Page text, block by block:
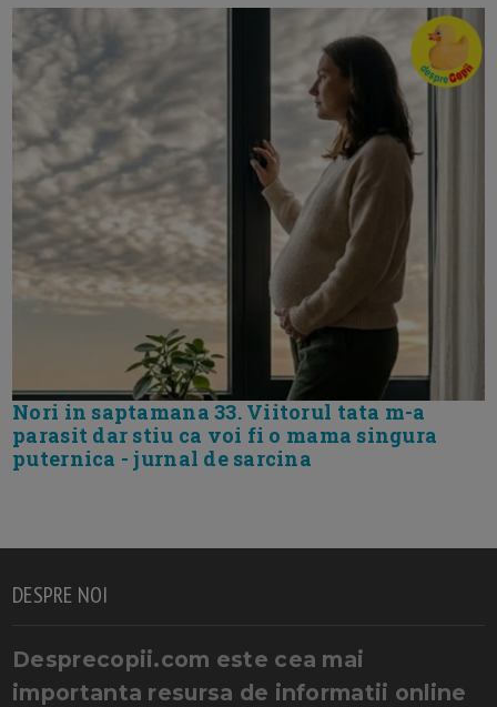
Nori in saptamana 33. Viitorul tata m-a
parasit dar stiu ca voi fi o mama singura
puternica - jurnal de sarcina
DESPRE NOI
Desprecopii.com este cea mai
importanta resursa de informatii online